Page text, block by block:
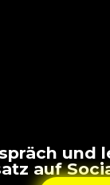
und
auf